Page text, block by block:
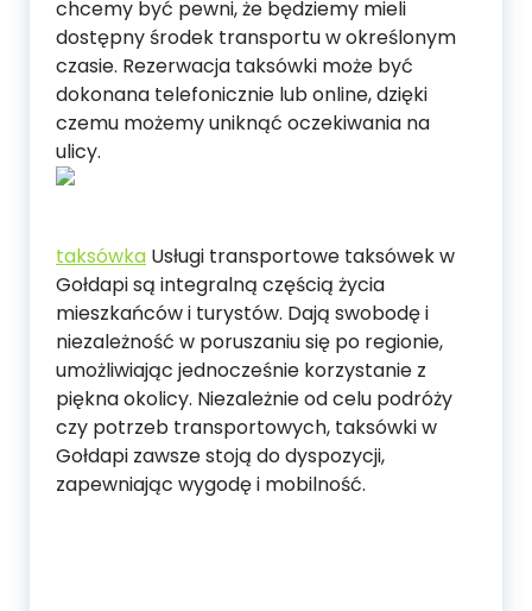
chcemy być pewni, że będziemy mieli
dostępny środek transportu w określonym
czasie. Rezerwacja taksówki może być
dokonana telefonicznie lub online, dzięki
czemu możemy uniknąć oczekiwania na
ulicy.
taksówka Usługi transportowe taksówek w
Gołdapi są integralną częścią życia
mieszkańców i turystów. Dają swobodę i
niezależność w poruszaniu się po regionie,
umożliwiając jednocześnie korzystanie z
piękna okolicy. Niezależnie od celu podróży
czy potrzeb transportowych, taksówki w
Gołdapi zawsze stoją do dyspozycji,
zapewniając wygodę i mobilność.